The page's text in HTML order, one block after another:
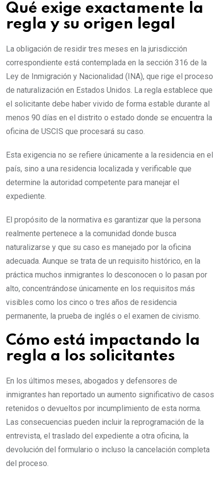
Qué exige exactamente la
regla y su origen legal
La obligación de residir tres meses en la jurisdicción
correspondiente está contemplada en la sección 316 de la
Ley de Inmigración y Nacionalidad (INA), que rige el proceso
de naturalización en Estados Unidos. La regla establece que
el solicitante debe haber vivido de forma estable durante al
menos 90 días en el distrito o estado donde se encuentra la
oficina de USCIS que procesará su caso.
Esta exigencia no se refiere únicamente a la residencia en el
país, sino a una residencia localizada y verificable que
determine la autoridad competente para manejar el
expediente.
El propósito de la normativa es garantizar que la persona
realmente pertenece a la comunidad donde busca
naturalizarse y que su caso es manejado por la oficina
adecuada. Aunque se trata de un requisito histórico, en la
práctica muchos inmigrantes lo desconocen o lo pasan por
alto, concentrándose únicamente en los requisitos más
visibles como los cinco o tres años de residencia
permanente, la prueba de inglés o el examen de civismo.
Cómo está impactando la
regla a los solicitantes
En los últimos meses, abogados y defensores de
inmigrantes han reportado un aumento significativo de casos
retenidos o devueltos por incumplimiento de esta norma.
Las consecuencias pueden incluir la reprogramación de la
entrevista, el traslado del expediente a otra oficina, la
devolución del formulario o incluso la cancelación completa
del proceso.